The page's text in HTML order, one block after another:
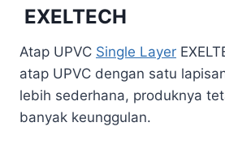
EXELTECH
Atap UPVC Single Layer
atap UPVC dengan satu
lebih sederhana, produknya
banyak keunggulan.